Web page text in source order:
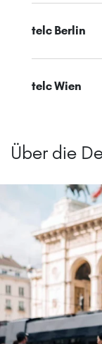
telc Berlin
telc Wien
Über die